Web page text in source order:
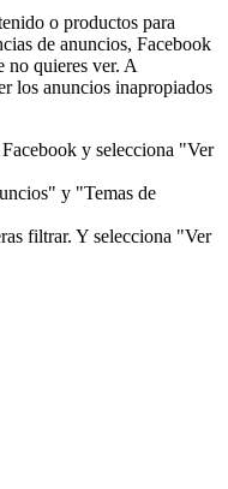
o productos para
de anuncios, Facebook
no quieres ver. A
los anuncios inapropiados
y selecciona "Ver
y "Temas de
filtrar. Y selecciona "Ver